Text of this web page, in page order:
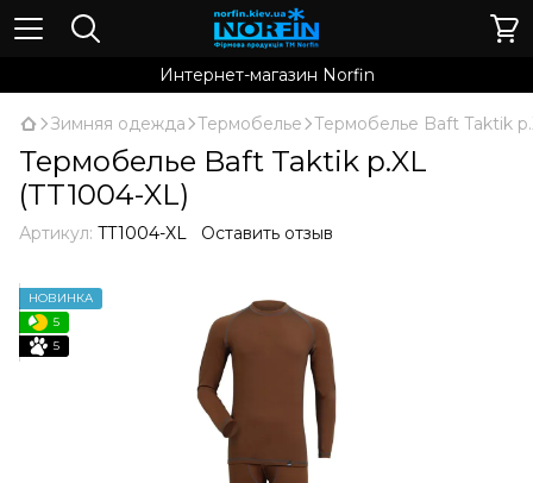
Интернет-магазин Norfin
Зимняя одежда Термобелье Термобелье Baft Taktik
Термобелье Baft Taktik р.XL
(TT1004-XL)
Артикул: TT1004-XL Оставить отзыв
НОВИНКА
5
5